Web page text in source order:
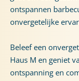
ontspannen
onvergetelijke
Beleef een
Haus M en geniet
ontspanning en